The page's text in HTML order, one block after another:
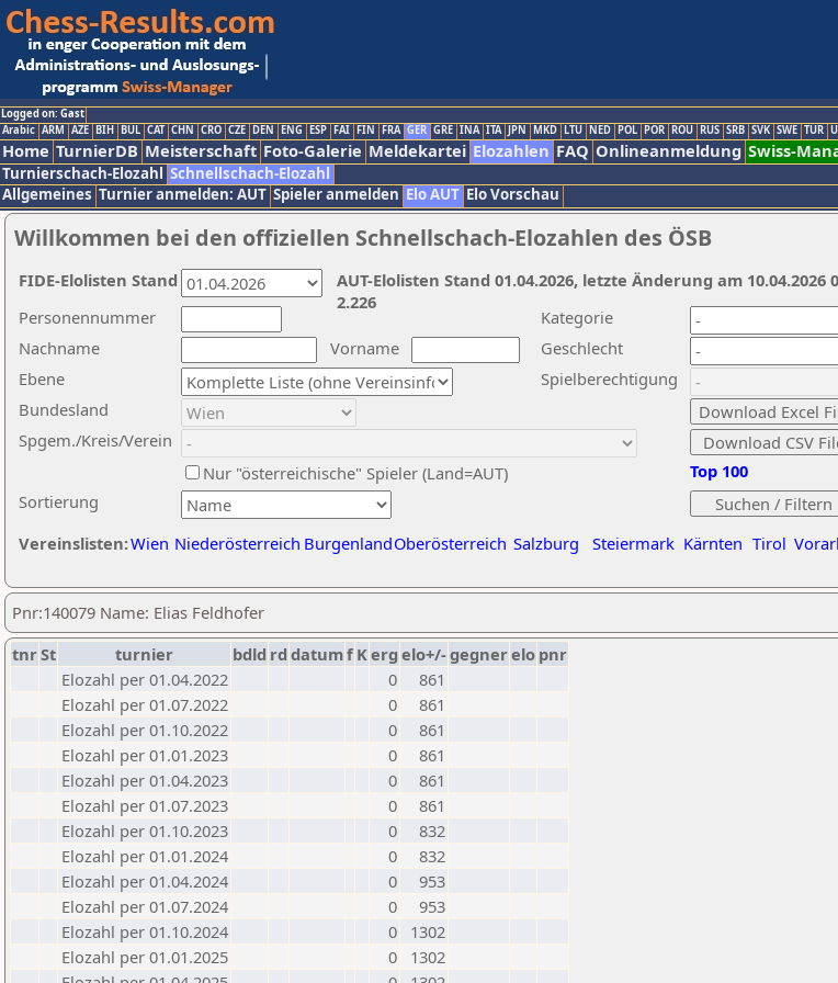
Logged on: Gast
Arabic ARM AZE BIH BUL CAT CHN CRO CZE DEN ENG ESP FAI FIN FRA GER GRE INA ITA JPN MKD LTU NED POL POR ROU RUS SRB SVK SWE TUR
Home TurnierDB Meisterschaft Foto-Galerie Meldekartei Elozahlen FAQ Onlineanmeldung Swiss-
Turnierschach-Elozahl Schnellschach-Elozahl
Allgemeines Turnier anmelden: AUT Spieler anmelden Elo AUT Elo Vorschau
Willkommen bei den offiziellen Schnellschach-Elozahlen des ÖSB
Nachname
Vorname
Ebene
Kategorie
Sortierung
Personennummer
Bundesland
Spgem./Kreis/Verein
Geschlecht
Nur "österreichische" Spieler (Land=AUT)
Spielberechtigung
Vereinslisten:Wien Niederösterreich BurgenlandOberösterreich Salzburg Steiermark Kärnten Tirol
Top 100
AUT-Elolisten Stand 01.04.2026, letzte Änderung am
2.226
FIDE-Elolisten Stand
Pnr:140079 Name: Elias Feldhofer
tnrSt turnier bdld rd datumf Kerg elo+/-gegnerelo pnr
Elozahl per 01.04.2022
0
861
Elozahl per 01.07.2022
0
861
Elozahl per 01.10.2022
0
861
Elozahl per 01.01.2023
0
861
Elozahl per 01.04.2023
0
861
Elozahl per 01.07.2023
0
861
Elozahl per 01.10.2023
0
832
Elozahl per 01.01.2024
0
832
Elozahl per 01.04.2024
0
953
Elozahl per 01.07.2024
0
953
Elozahl per 01.10.2024
0
1302
Elozahl per 01.01.2025
0
1302